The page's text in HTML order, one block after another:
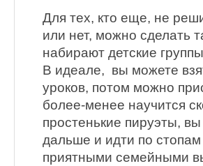
Для тех, кто еще, не
или нет, можно сделать
набирают детские
В идеале, вы можете
уроков, потом можно
более-менее научится
простенькие пируэты,
дальше и идти по
приятными семейными